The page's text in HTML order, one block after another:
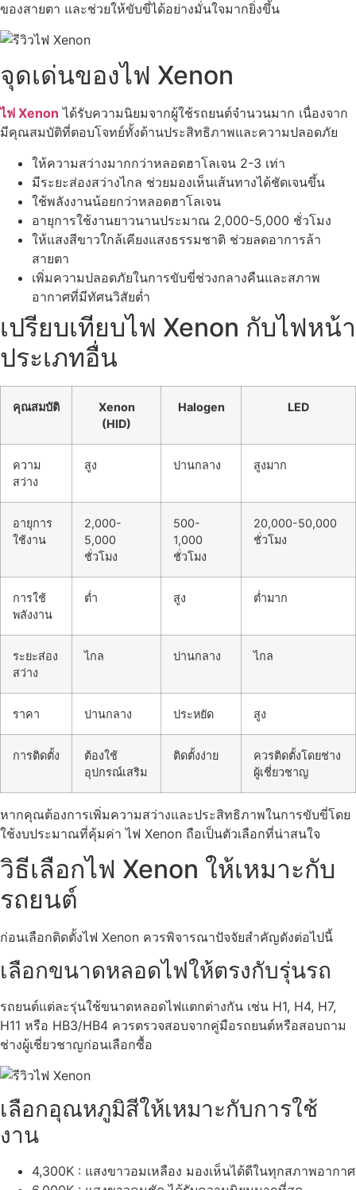
ของสายตา และช่วยให้ขับขี่ได้อย่างมั่นใจมากยิ่งขึ้น
จุดเด่นของไฟ Xenon
ไฟ Xenon ได้รับความนิยมจากผู้ใช้รถยนต์จำนวนมาก เนื่องจาก
มีคุณสมบัติที่ตอบโจทย์ทั้งด้านประสิทธิภาพและความปลอดภัย
ให้ความสว่างมากกว่าหลอดฮาโลเจน 2-3 เท่า
มีระยะส่องสว่างไกล ช่วยมองเห็นเส้นทางได้ชัดเจนขึ้น
ใช้พลังงานน้อยกว่าหลอดฮาโลเจน
อายุการใช้งานยาวนานประมาณ 2,000-5,000 ชั่วโมง
ให้แสงสีขาวใกล้เคียงแสงธรรมชาติ ช่วยลดอาการล้า
สายตา
เพิ่มความปลอดภัยในการขับขี่ช่วงกลางคืนและสภาพ
อากาศที่มีทัศนวิสัยต่ำ
เปรียบเทียบไฟ Xenon กับไฟหน้า
ประเภทอื่น
คุณสมบัติ
Xenon
(HID)
Halogen LED
ความ
สว่าง
สูง ปานกลาง สูงมาก
อายุการ
ใช้งาน
2,000-
5,000
ชั่วโมง
500-
1,000
ชั่วโมง
20,000-50,000
ชั่วโมง
การใช้
พลังงาน
ต่ำ สูง ต่ำมาก
ระยะส่อง
สว่าง
ไกล ปานกลาง ไกล
ราคา ปานกลาง ประหยัด สูง
การติดตั้ง
ต้องใช้
อุปกรณ์เสริม
ติดตั้งง่าย
ควรติดตั้งโดยช่าง
ผู้เชี่ยวชาญ
หากคุณต้องการเพิ่มความสว่างและประสิทธิภาพในการขับขี่โดย
ใช้งบประมาณที่คุ้มค่า ไฟ Xenon ถือเป็นตัวเลือกที่น่าสนใจ
วิธีเลือกไฟ Xenon ให้เหมาะกับ
รถยนต์
ก่อนเลือกติดตั้งไฟ Xenon ควรพิจารณาปัจจัยสำคัญดังต่อไปนี้
เลือกขนาดหลอดไฟให้ตรงกับรุ่นรถ
รถยนต์แต่ละรุ่นใช้ขนาดหลอดไฟแตกต่างกัน เช่น H1, H4, H7,
H11 หรือ HB3/HB4 ควรตรวจสอบจากคู่มือรถยนต์หรือสอบถาม
ช่างผู้เชี่ยวชาญก่อนเลือกซื้อ
เลือกอุณหภูมิสีให้เหมาะกับการใช้
งาน
4,300K : แสงขาวอมเหลือง มองเห็นได้ดีในทุกสภาพอากาศ